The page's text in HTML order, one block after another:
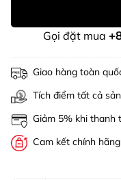
Gọi đặt mua
Giao hàng toàn
Tích điểm tất cả
Giảm 5% khi thanh
Cam kết chính hãng